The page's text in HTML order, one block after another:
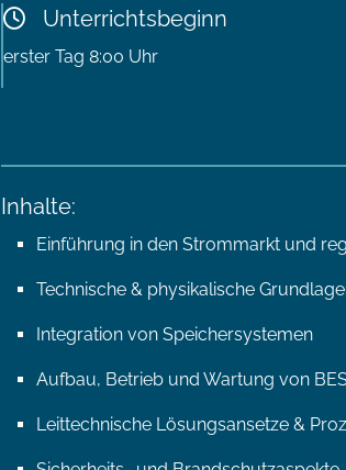
Unterrichtsbeginn
erster Tag 8:00 Uhr
Inhalte:
Einführung in den Strommarkt und
Technische & physikalische
Integration von Speichersystemen
Aufbau, Betrieb und Wartung von
Leittechnische Lösungsansetze &